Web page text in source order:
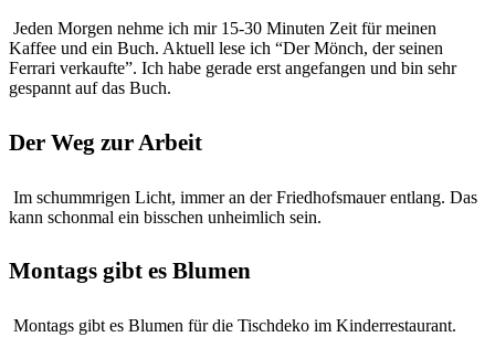
Jeden Morgen nehme ich mir 15-30 Minuten Zeit für meinen
Kaffee und ein Buch. Aktuell lese ich “Der Mönch, der seinen
Ferrari verkaufte”. Ich habe gerade erst angefangen und bin sehr
gespannt auf das Buch.
Der Weg zur Arbeit
Im schummrigen Licht, immer an der Friedhofsmauer entlang. Das
kann schonmal ein bisschen unheimlich sein.
Montags gibt es Blumen
Montags gibt es Blumen für die Tischdeko im Kinderrestaurant.